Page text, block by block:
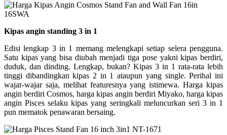
Kipas angin standing 3 in 1
Edisi lengkap 3 in 1 memang melengkapi setiap selera pengguna.
Satu kipas yang bisa diubah menjadi tiga pose yakni kipas berdiri,
duduk, dan dinding. Lengkap, bukan? Kipas 3 in 1 rata-rata lebih
tinggi dibandingkan kipas 2 in 1 ataupun yang single. Perihal ini
wajar-wajar saja, melihat featuresnya yang istimewa. Harga kipas
angin berdiri Cosmos, harga kipas angin berdiri Miyako, harga kipas
angin Pisces selaku kipas yang seringkali meluncurkan seri 3 in 1
pun mematok penawaran bersaing.